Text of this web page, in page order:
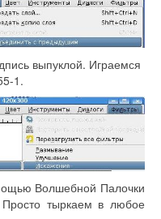
выпуклой. Играемся
1.
Волшебной Палочки
тыркаем в любое